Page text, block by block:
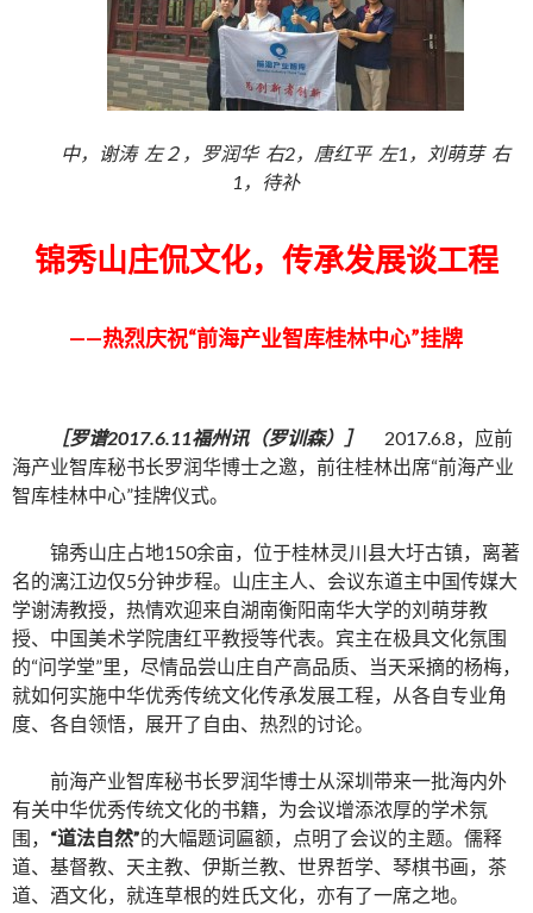
中，谢涛 左２，罗润华 右2，唐红平 左1，刘萌芽 右
1，待补
锦秀山庄侃文化，传承发展谈工程
——热烈庆祝“前海产业智库桂林中心”挂牌
［罗谱2017.6.11福州讯（罗训森）］
2017.6.8，应前
海产业智库秘书长罗润华博士之邀，前往桂林出席“前海产业
智库桂林中心”挂牌仪式。
锦秀山庄占地150余亩，位于桂林灵川县大圩古镇，离著
名的漓江边仅5分钟步程。山庄主人、会议东道主中国传媒大
学谢涛教授，热情欢迎来自湖南衡阳南华大学的刘萌芽教
授、中国美术学院唐红平教授等代表。宾主在极具文化氛围
的“问学堂”里，尽情品尝山庄自产高品质、当天采摘的杨梅，
就如何实施中华优秀传统文化传承发展工程，从各自专业角
度、各自领悟，展开了自由、热烈的讨论。
前海产业智库秘书长罗润华博士从深圳带来一批海内外
有关中华优秀传统文化的书籍，为会议增添浓厚的学术氛
围， “道法自然”的大幅题词匾额，点明了会议的主题。儒释
道、基督教、天主教、伊斯兰教、世界哲学、琴棋书画，茶
道、酒文化，就连草根的姓氏文化，亦有了一席之地。